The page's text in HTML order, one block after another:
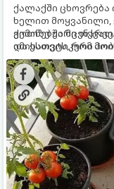
ქალაქში ცხოვრება
ხელით
გემოზე უარი
იმისათვის, რომ
ყოველდღიურად
ბოსტნეულს
ქოთნებში
და ესთეტიკური
კულტურები
და როგორ